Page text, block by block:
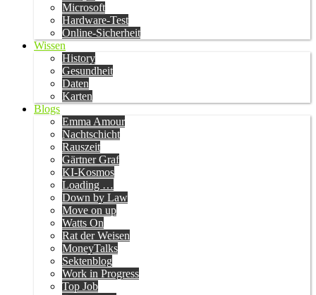
Microsoft
Hardware-Test
Online-Sicherheit
Wissen
History
Gesundheit
Daten
Karten
Blogs
Emma Amour
Nachtschicht
Rauszeit
Gärtner Graf
KI-Kosmos
Loading …
Down by Law
Move on up
Watts On
Rat der Weisen
MoneyTalks
Sektenblog
Work in Progress
Top Job